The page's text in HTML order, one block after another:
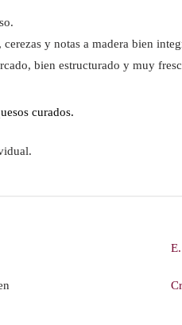
cerezas y notas a madera bien
bien estructurado y muy
curados.